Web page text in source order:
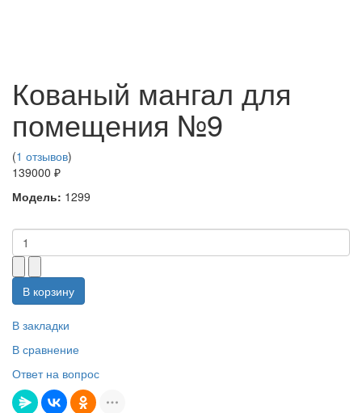
Кованый мангал для
помещения №9
(1 отзывов)
139000 ₽
Модель: 1299
В корзину
В закладки
В сравнение
Ответ на вопрос